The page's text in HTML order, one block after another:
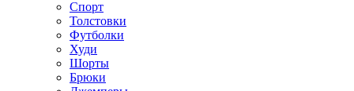
Спорт
Толстовки
Футболки
Худи
Шорты
Брюки